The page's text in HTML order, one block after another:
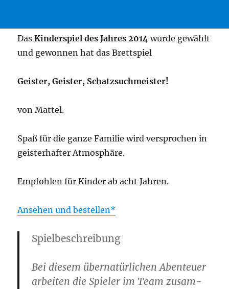
DasKin­der­spiel des Jah­res 2014 wur­de gewählt
und gewon­nen hat das Brettspiel
Geis­ter, Geis­ter, Schatzsuchmeister!
von Mat­tel.
Spaß für die gan­ze Fami­lie wird ver­spro­chen in
geis­ter­haf­ter Atmosphäre.
Emp­foh­len für Kin­der ab acht Jahren.
Anse­hen und bestellen
Spiel­be­schrei­bung
Bei die­sem über­na­tür­li­chen Aben­teu­er
arbei­ten die Spie­ler im Team zusam­